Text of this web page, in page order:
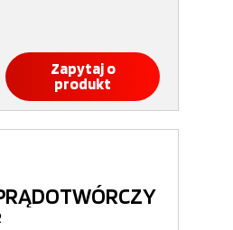
Zapytaj o
produkt